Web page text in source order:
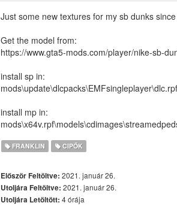
Just some new textures for my sb dunks
Get the model from:
https://www.gta5-mods.com/player/nike-sb-
install sp in:
install mp in:
FRANKLIN CIPŐK
Először Feltöltve: 2021. január 26.
Utoljára Feltöltve: 2021. január 26.
Utoljára Letöltött: 4 órája